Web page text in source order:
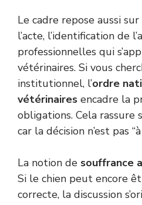
Le cadre repose aussi
l’acte, l’identification de
professionnelles qui
vétérinaires. Si vous
institutionnel, l’ordre
vétérinaires encadre la
obligations. Cela rassure
car la décision n’est pas
La notion de souffrance
Si le chien peut encore
correcte, la discussion